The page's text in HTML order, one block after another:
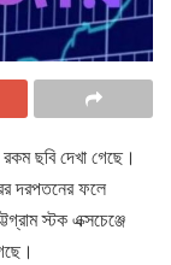
রকম ছবি দেখা গেছে।
দরপতনের ফলে
স্টক এক্সচেঞ্জে